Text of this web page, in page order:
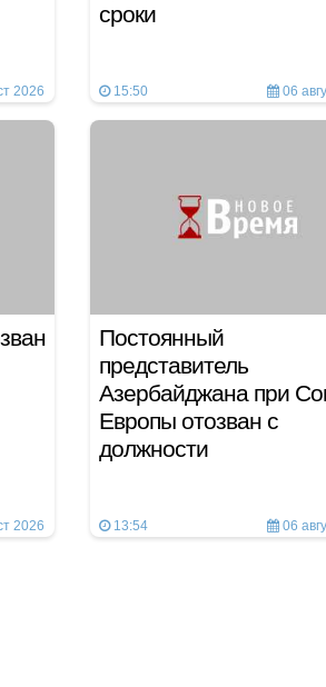
2026
сроки
15:50 06
2026
Постоянный
представитель
Азербайджана при
Европы отозван с
должности
13:54 06